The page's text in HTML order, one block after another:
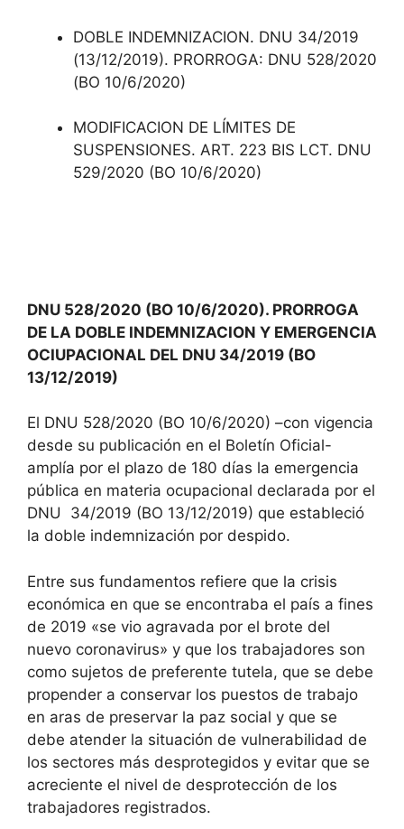
DOBLE INDEMNIZACION. DNU 34/2019
(13/12/2019). PRORROGA: DNU 528/2020
(BO 10/6/2020)
MODIFICACION DE LÍMITES DE
SUSPENSIONES. ART. 223 BIS LCT. DNU
529/2020 (BO 10/6/2020)
DNU 528/2020 (BO 10/6/2020). PRORROGA
DE LA DOBLE INDEMNIZACION Y EMERGENCIA
OCIUPACIONAL DEL DNU 34/2019 (BO
13/12/2019)
El DNU 528/2020 (BO 10/6/2020) –con vigencia
desde su publicación en el Boletín Oficial-
amplía por el plazo de 180 días la emergencia
pública en materia ocupacional declarada por el
DNU 34/2019 (BO 13/12/2019) que estableció
la doble indemnización por despido.
Entre sus fundamentos refiere que la crisis
económica en que se encontraba el país a fines
de 2019 «se vio agravada por el brote del
nuevo coronavirus» y que los trabajadores son
como sujetos de preferente tutela, que se debe
propender a conservar los puestos de trabajo
en aras de preservar la paz social y que se
debe atender la situación de vulnerabilidad de
los sectores más desprotegidos y evitar que se
acreciente el nivel de desprotección de los
trabajadores registrados.